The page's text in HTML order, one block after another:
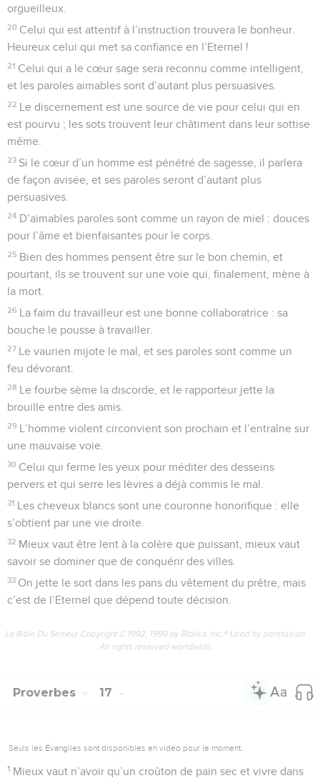
orgueilleux.
20 Celui qui est attentif à l’instruction trouvera le bonheur.
Heureux celui qui met sa confiance en l’Eternel !
21 Celui qui a le cœur sage sera reconnu comme intelligent,
et les paroles aimables sont d’autant plus persuasives.
22 Le discernement est une source de vie pour celui qui en
est pourvu ; les sots trouvent leur châtiment dans leur sottise
même.
23 Si le cœur d’un homme est pénétré de sagesse, il parlera
de façon avisée, et ses paroles seront d’autant plus
persuasives.
24 D’aimables paroles sont comme un rayon de miel : douces
pour l’âme et bienfaisantes pour le corps.
25 Bien des hommes pensent être sur le bon chemin, et
pourtant, ils se trouvent sur une voie qui, finalement, mène à
la mort.
26 La faim du travailleur est une bonne collaboratrice : sa
bouche le pousse à travailler.
27 Le vaurien mijote le mal, et ses paroles sont comme un
feu dévorant.
28 Le fourbe sème la discorde, et le rapporteur jette la
brouille entre des amis.
29 L’homme violent circonvient son prochain et l’entraîne sur
une mauvaise voie.
30 Celui qui ferme les yeux pour méditer des desseins
pervers et qui serre les lèvres a déjà commis le mal.
31 Les cheveux blancs sont une couronne honorifique : elle
s’obtient par une vie droite.
32 Mieux vaut être lent à la colère que puissant, mieux vaut
savoir se dominer que de conquérir des villes.
33 On jette le sort dans les pans du vêtement du prêtre, mais
c’est de l’Eternel que dépend toute décision.
La Bible Du Semeur Copyright © 1992, 1999 by Biblica, Inc.® Used by permission.
All rights reserved worldwide.
Proverbes 17
Seuls les Évangiles sont disponibles en vidéo pour le moment.
1 Mieux vaut n’avoir qu’un croûton de pain sec et vivre dans